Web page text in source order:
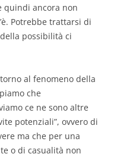
quindi ancora non
Potrebbe trattarsi di
possibilità ci
al fenomeno della
che
ce ne sono altre
potenziali”, ovvero di
ma che per una
o di casualità non